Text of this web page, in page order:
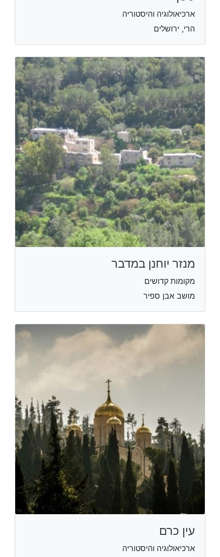
ארכיאולוגיה והיסטוריה
הרי, ירושלים
מנזר יוחנן במדבר
מקומות קדושים
מושב אבן ספיר
עין כרם
ארכיאולוגיה והיסטוריה